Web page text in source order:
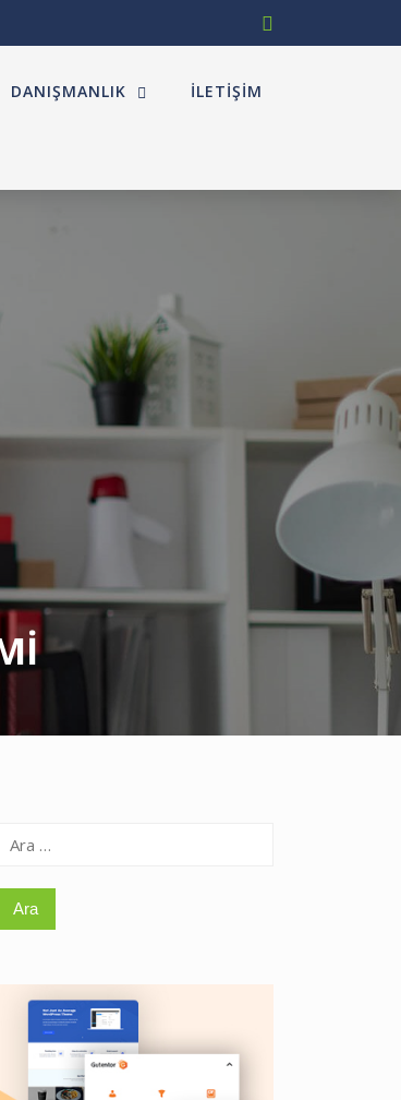
DANIŞMANLIK İLETIŞIM
Arama: